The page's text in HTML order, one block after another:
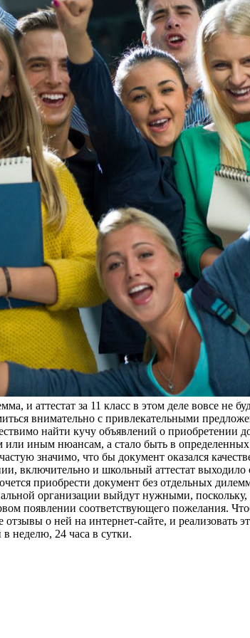
и аттестат за 11 класс в этом деле вовсе не
внимательно с привлекательными
найти кучу объявлений о
или иным нюансам, а стало быть в
значимо, что бы документ оказался
включительно и школьный аттестат
приобрести документ без отдельных
организации выйдут нужными,
появлении соответствующего пожелания.
о ней на интернет-сайте, и
в неделю, 24 часа в сутки.